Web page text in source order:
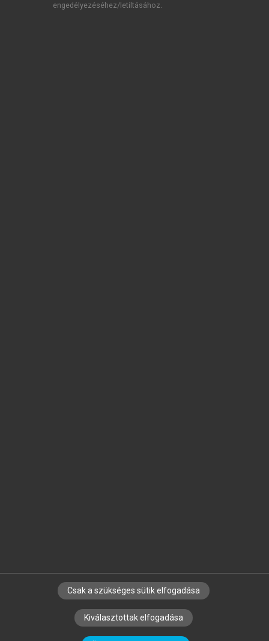
SZERZŐKNEK CÉGEKNEK KÖNYVTÁROSOKNAK
SZERKESZTÉSI ÉS LEKTORÁLÁSI ALAPELVEK
engedélyezéséhez/letiltásához.
Csak a szükséges sütik elfogadása
Kiválasztottak elfogadása